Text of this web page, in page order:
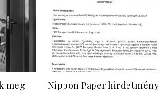
meg
Nippon Paper hirdetmény